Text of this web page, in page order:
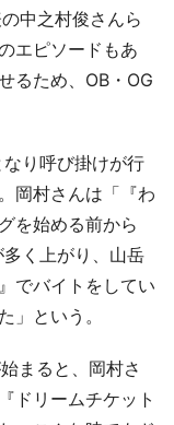
中之村俊さんら
エピソードもあ
るため、OB・OG
り呼び掛けが行
岡村さんは「『わ
を始める前から
く上がり、山岳
でバイトをしてい
」という。
まると、岡村さ
ドリームチケット